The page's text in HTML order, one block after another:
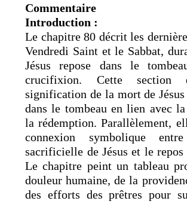
Commentaire
Introduction :
Le chapitre 80 décrit les
Vendredi Saint et le Sabbat,
Jésus repose dans le
crucifixion. Cette section
signification de la mort de Jésus
dans le tombeau en lien avec
la rédemption. Parallèlement,
connexion symbolique
sacrificielle de Jésus et le repos
Le chapitre peint un tableau
douleur humaine, de la
des efforts des prêtres pour